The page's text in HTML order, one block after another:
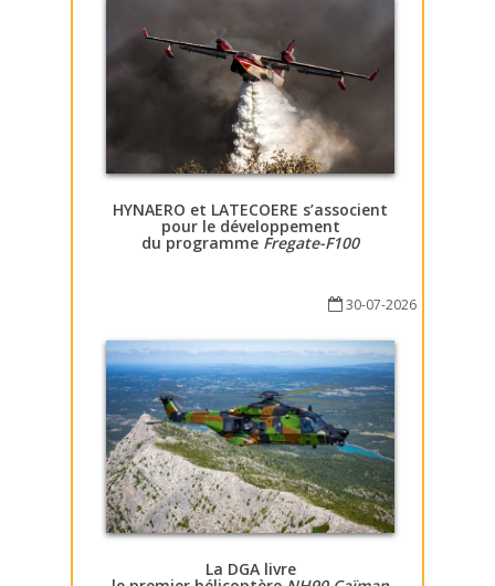
HYNAERO et LATECOERE s’associent
pour le développement
du programme Fregate-F100
30-07-2026
La DGA livre